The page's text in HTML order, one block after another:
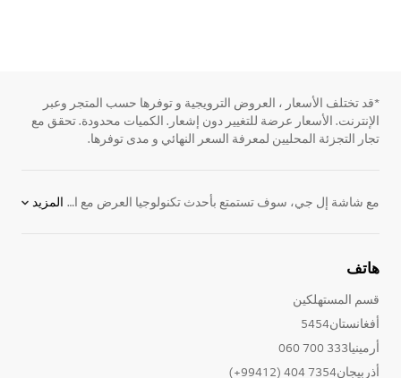
*قد تختلف الأسعار ، العروض الترويجية و توفرها حسب المتجر وعبر
الإنترنت. الأسعار عرضة للتغيير دون إشعار. الكميات محدودة. تحقق مع
تجار التجزئة المحليين لمعرفة السعر النهائي و مدى توفرها.
مع شاشة إل جي، سوف تستمتع بأحدث تكنولوجيا العرض مع الألوان الغنية وأوقات إستجابة فائقة السرعة، فضلا عن التصاميم الرفيعة التي يمكن أن تتناسب مع أضيق المساحات. المزيد
هاتف
قسم المستهلكين
أفغانستان5454
أرمينيا333 700 060
أذربيجان7354 404 (99412+)